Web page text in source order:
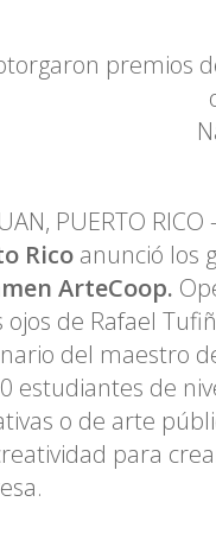
premios
PUERTO RICO
Rico anunció los
ArteCoop.
ojos de Rafael
del maestro
estudiantes de
o de arte
para